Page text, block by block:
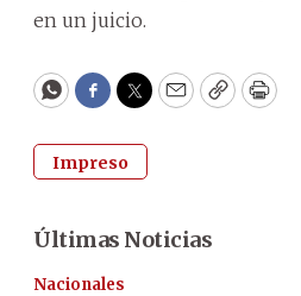
en un juicio.
WhatsApp
Facebook
Twitter
EmailCopyPrint
Impreso
Últimas Noticias
Nacionales